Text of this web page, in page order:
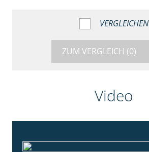
VERGLEICHEN
ZUM VERGLEICH (0)
Video